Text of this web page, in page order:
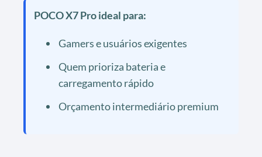
POCO X7 Pro ideal para:
Gamers e usuários exigentes
Quem prioriza bateria e
carregamento rápido
Orçamento intermediário premium